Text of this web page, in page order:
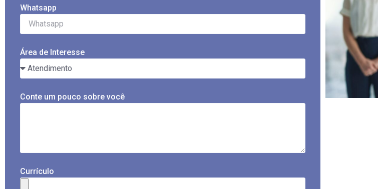
Whatsapp
Área de Interesse
Conte um pouco sobre você
Currículo